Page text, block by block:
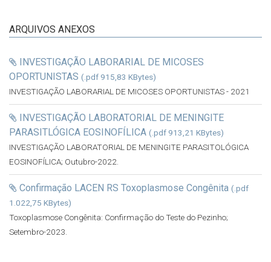
ARQUIVOS ANEXOS
INVESTIGAÇÃO LABORARIAL DE MICOSES
OPORTUNISTAS (.pdf 915,83 KBytes)
INVESTIGAÇÃO LABORARIAL DE MICOSES OPORTUNISTAS - 2021
INVESTIGAÇÃO LABORATORIAL DE MENINGITE
PARASITLÓGICA EOSINOFÍLICA (.pdf 913,21 KBytes)
INVESTIGAÇÃO LABORATORIAL DE MENINGITE PARASITOLÓGICA
EOSINOFÍLICA; Outubro-2022.
Confirmação LACEN RS Toxoplasmose Congênita (.pdf
1.022,75 KBytes)
Toxoplasmose Congênita: Confirmação do Teste do Pezinho;
Setembro-2023.